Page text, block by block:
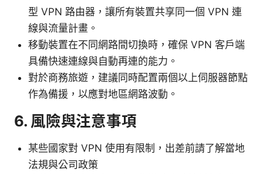
型 VPN 路由器，讓所有裝置共享同一個 VPN 連
線與流量計畫。
移動裝置在不同網路間切換時，確保 VPN 客戶端
具備快速連線與自動再連的能力。
對於商務旅遊，建議同時配置兩個以上伺服器節點
作為備援，以應對地區網路波動。
6. 風險與注意事項
某些國家對 VPN 使用有限制，出差前請了解當地
法規與公司政策